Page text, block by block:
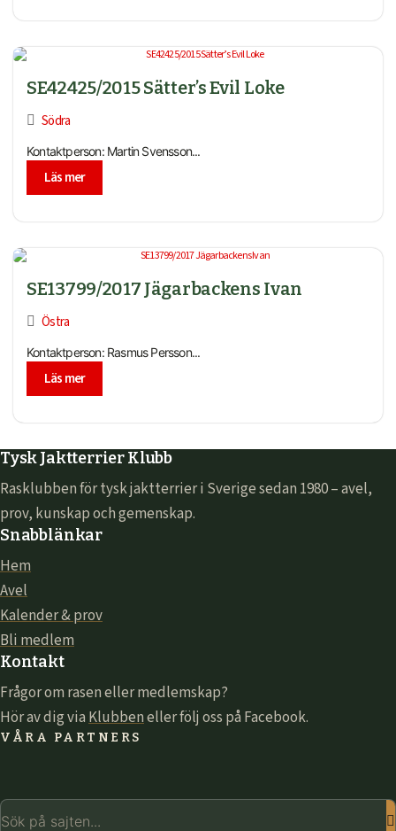
SE42425/2015 Sätter’s Evil Loke
Södra
Kontaktperson: Martin Svensson...
Läs mer
SE13799/2017 Jägarbackens Ivan
Östra
Kontaktperson: Rasmus Persson...
Läs mer
Tysk Jaktterrier Klubb
Rasklubben för tysk jaktterrier i Sverige sedan 1980 – avel,
prov, kunskap och gemenskap.
Snabblänkar
Hem
Avel
Kalender & prov
Bli medlem
Kontakt
Frågor om rasen eller medlemskap?
Hör av dig viaKlubbeneller följ oss på Facebook.
VÅRA PARTNERS